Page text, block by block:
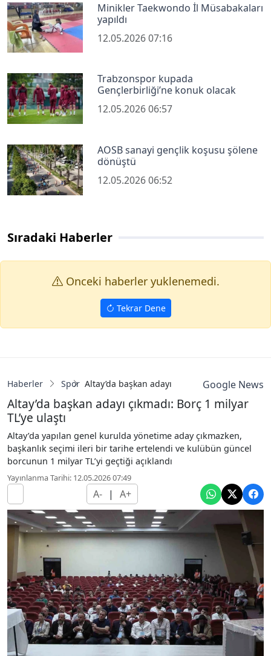
Minikler Taekwondo İl Müsabakaları
yapıldı
12.05.2026 07:16
Trabzonspor kupada
Gençlerbirliği’ne konuk olacak
12.05.2026 06:57
AOSB sanayi gençlik koşusu şölene
dönüştü
12.05.2026 06:52
Sıradaki Haberler
Onceki haberler yuklenemedi.
Tekrar Dene
Haberler Spor Altay’da başkan adayı çıkmadı: Borç 1 milyar
Google News
Altay’da başkan adayı çıkmadı: Borç 1 milyar
TL’ye ulaştı
Altay’da yapılan genel kurulda yönetime aday çıkmazken,
başkanlık seçimi ileri bir tarihe ertelendi ve kulübün güncel
borcunun 1 milyar TL’yi geçtiği açıklandı
Yayınlanma Tarihi: 12.05.2026 07:49
A- | A+